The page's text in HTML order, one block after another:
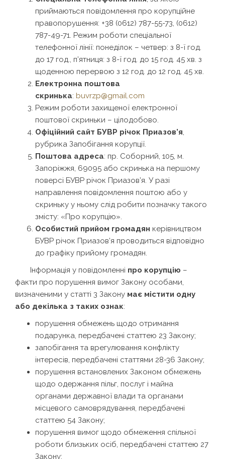
приймаються повідомлення про корупційне
правопорушення: +38 (0612) 787-55-73, (0612)
787-49-71. Режим роботи спеціальної
телефонної лінії: понеділок – четвер: з 8-ї год.
до 17 год., п’ятниця: з 8-ї год. до 15 год. 45 хв. з
щоденною перервою з 12 год. до 12 год. 45 хв.
Електронна поштова
скринька: buvrzp@gmail.com
Режим роботи захищеної електронної
поштової скриньки – цілодобово.
Офіційний сайт БУВР річок Приазов’я,
рубрика Запобігання корупції.
Поштова адреса: пр. Соборний, 105, м.
Запоріжжя, 69095 або скринька на першому
поверсі БУВР річок Приазов’я. У разі
направлення повідомлення поштою або у
скриньку у ньому слід робити позначку такого
змісту: «Про корупцію».
Особистий прийом громадян керівництвом
БУВР річок Приазов’я проводиться відповідно
до графіку прийому громадян.
Інформація у повідомленні про корупцію –
факти про порушення вимог Закону особами,
визначеними у статті 3 Закону має містити одну
або декілька з таких ознак:
порушення обмежень щодо отримання
подарунка, передбачені статтею 23 Закону;
запобігання та врегулювання конфлікту
інтересів, передбачені статтями 28-36 Закону;
порушення встановлених Законом обмежень
щодо одержання пільг, послуг і майна
органами державної влади та органами
місцевого самоврядування, передбачені
статтею 54 Закону;
порушення вимог щодо обмеження спільної
роботи близьких осіб, передбачені статтею 27
Закону;